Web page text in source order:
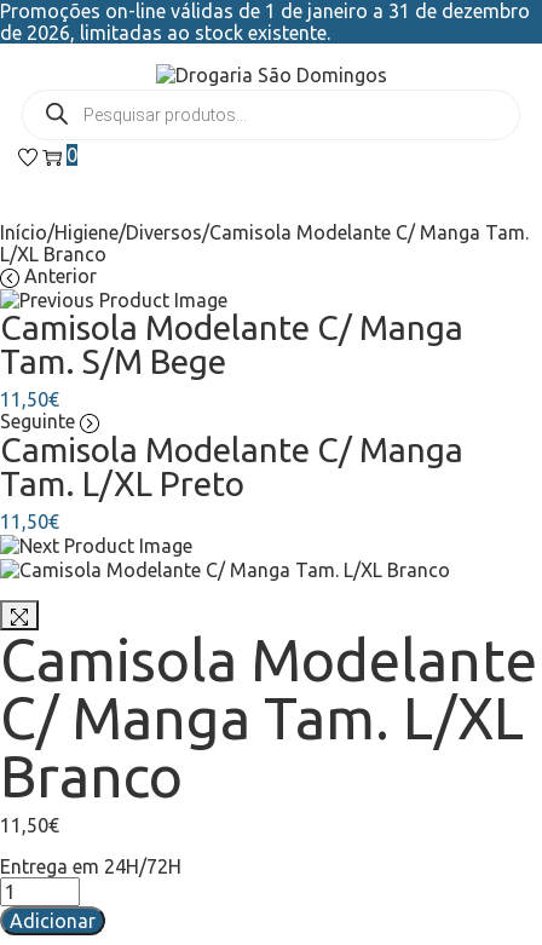
Promoções on-line válidas de 1 de janeiro a 31 de dezembro
de 2026, limitadas ao stock existente.
0
Início/Higiene/Diversos/Camisola Modelante C/ Manga Tam.
L/XL Branco
Anterior
Camisola Modelante C/ Manga
Tam. S/M Bege
11,50€
Seguinte
Camisola Modelante C/ Manga
Tam. L/XL Preto
11,50€
Camisola Modelante
C/ Manga Tam. L/XL
Branco
11,50€
Entrega em 24H/72H
Adicionar